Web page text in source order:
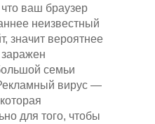
ваш браузер
неизвестный
значит вероятнее
семьи
вирус —
для того, чтобы